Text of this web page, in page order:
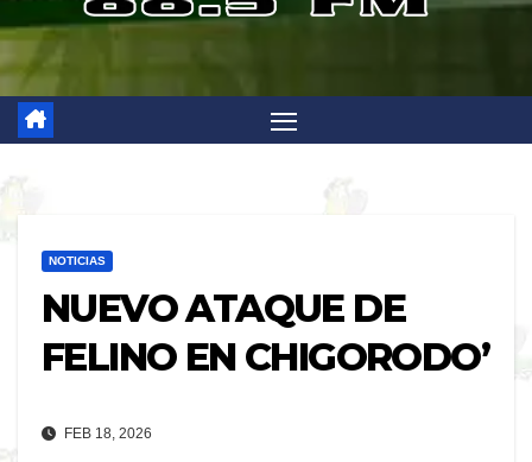
NOTICIAS
NUEVO ATAQUE DE
FELINO EN CHIGORODO’
FEB 18, 2026